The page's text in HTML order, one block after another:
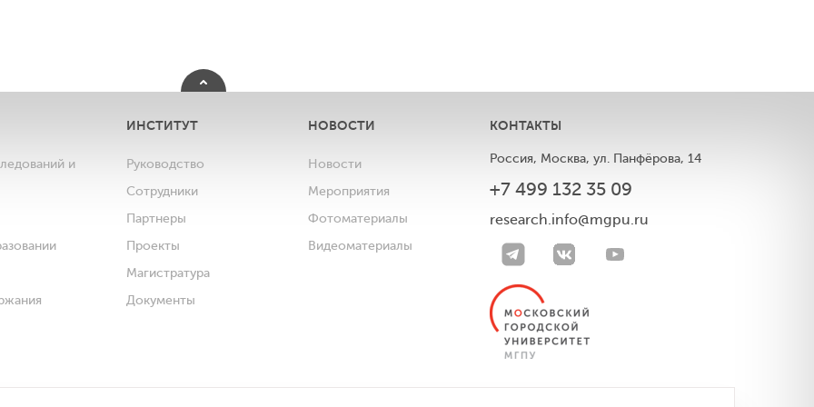
и
ИНСТИТУТ
Руководство
Сотрудники
Партнеры
Проекты
Магистратура
Документы
НОВОСТИ
Новости
Мероприятия
Фотоматериалы
Видеоматериалы
КОНТАКТЫ
Россия, Москва, ул. Панфёрова, 14
+7 499 132 35 09
research.info@mgpu.ru